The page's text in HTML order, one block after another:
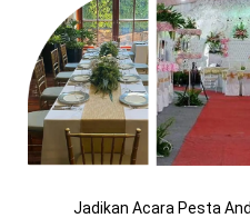
Jadikan Acara Pesta